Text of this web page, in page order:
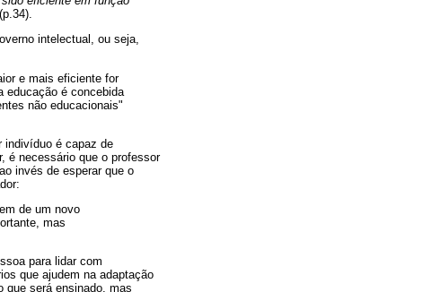
intelectual, ou seja,
e mais eficiente for
educação é concebida
não educacionais"
indivíduo é capaz de
é necessário que o professor
invés de esperar que o
de um novo
mas
para lidar com
que ajudem na adaptação
que será ensinado, mas